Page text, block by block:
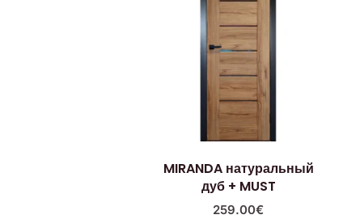
MIRANDA натуральный
дуб + MUST
259.00€